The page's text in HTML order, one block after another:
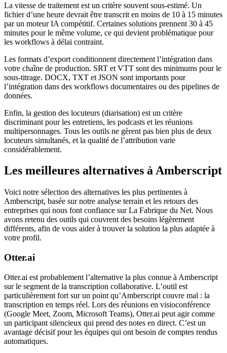
La vitesse de traitement est un critère souvent sous-estimé. Un
fichier d’une heure devrait être transcrit en moins de 10 à 15 minutes
par un moteur IA compétitif. Certaines solutions prennent 30 à 45
minutes pour le même volume, ce qui devient problématique pour
les workflows à délai contraint.
Les formats d’export conditionnent directement l’intégration dans
votre chaîne de production. SRT et VTT sont des minimums pour le
sous-titrage. DOCX, TXT et JSON sont importants pour
l’intégration dans des workflows documentaires ou des pipelines de
données.
Enfin, la gestion des locuteurs (diarisation) est un critère
discriminant pour les entretiens, les podcasts et les réunions
multipersonnages. Tous les outils ne gèrent pas bien plus de deux
locuteurs simultanés, et la qualité de l’attribution varie
considérablement.
Les meilleures alternatives à Amberscript
Voici notre sélection des alternatives les plus pertinentes à
Amberscript, basée sur notre analyse terrain et les retours des
entreprises qui nous font confiance sur La Fabrique du Net. Nous
avons retenu des outils qui couvrent des besoins légèrement
différents, afin de vous aider à trouver la solution la plus adaptée à
votre profil.
Otter.ai
Otter.ai est probablement l’alternative la plus connue à Amberscript
sur le segment de la transcription collaborative. L’outil est
particulièrement fort sur un point qu’Amberscript couvre mal : la
transcription en temps réel. Lors des réunions en visioconférence
(Google Meet, Zoom, Microsoft Teams), Otter.ai peut agir comme
un participant silencieux qui prend des notes en direct. C’est un
avantage décisif pour les équipes qui ont besoin de comptes rendus
automatiques.